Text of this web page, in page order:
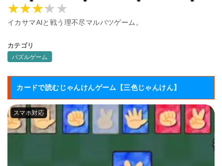
イカサマAIと戦う理不尽マルバツゲーム。
カテゴリ
パズルゲーム
カードで読むじゃんけんゲーム【三色じゃんけん】